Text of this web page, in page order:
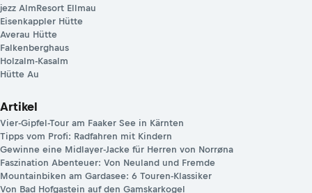
jezz AlmResort Ellmau
Eisenkappler Hütte
Averau Hütte
Falkenberghaus
Holzalm-Kasalm
Hütte Au
Artikel
Vier-Gipfel-Tour am Faaker See in Kärnten
Tipps vom Profi: Radfahren mit Kindern
Gewinne eine Midlayer-Jacke für Herren von Norrøna
Faszination Abenteuer: Von Neuland und Fremde
Mountainbiken am Gardasee: 6 Touren-Klassiker
Von Bad Hofgastein auf den Gamskarkogel